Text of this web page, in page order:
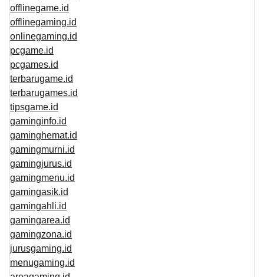
offlinegame.id
offlinegaming.id
onlinegaming.id
pcgame.id
pcgames.id
terbarugame.id
terbarugames.id
tipsgame.id
gaminginfo.id
gaminghemat.id
gamingmurni.id
gamingjurus.id
gamingmenu.id
gamingasik.id
gamingahli.id
gamingarea.id
gamingzona.id
jurusgaming.id
menugaming.id